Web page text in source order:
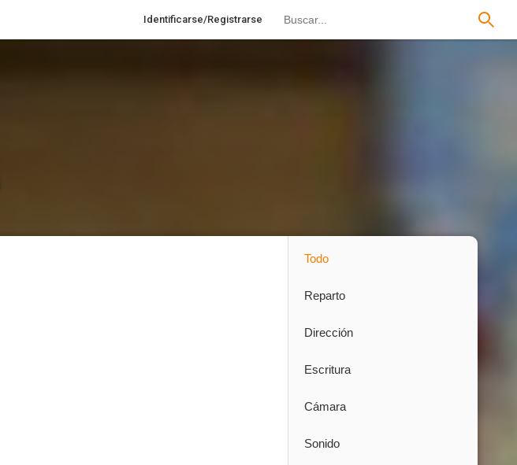
Identificarse/Registrarse
Todo
Reparto
Dirección
Escritura
Cámara
Sonido